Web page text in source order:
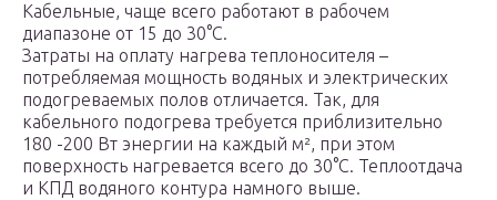
Кабельные, чаще всего работают в рабочем
диапазоне от 15 до 30°С.
Затраты на оплату нагрева теплоносителя –
потребляемая мощность водяных и электрических
подогреваемых полов отличается. Так, для
кабельного подогрева требуется приблизительно
180 -200 Вт энергии на каждый м², при этом
поверхность нагревается всего до 30°С. Теплоотдача
и КПД водяного контура намного выше.